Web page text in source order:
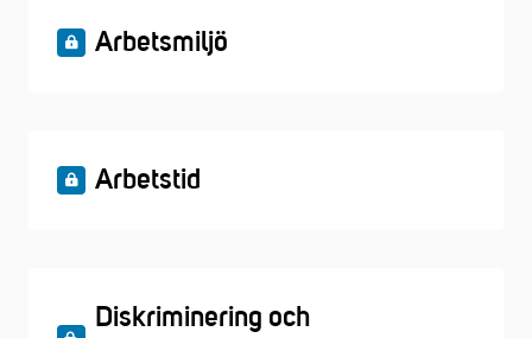
Arbetsmiljö
Arbetstid
Diskriminering och